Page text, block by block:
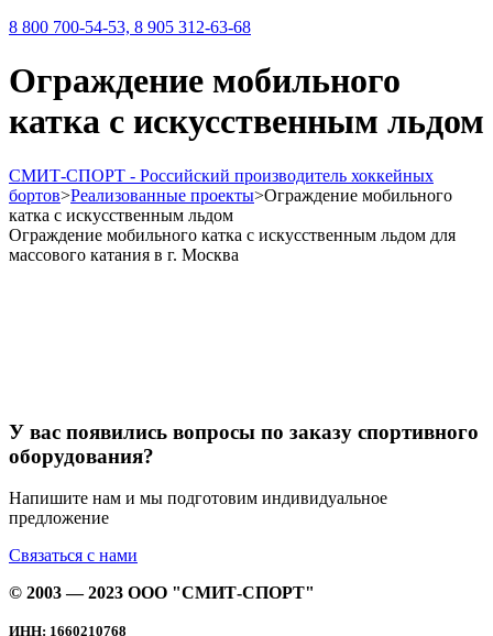
8 800 700-54-53, 8 905 312-63-68
Ограждение мобильного
катка с искусственным льдом
СМИТ-СПОРТ - Российский производитель хоккейных
бортов>Реализованные проекты>Ограждение мобильного
катка с искусственным льдом
Ограждение мобильного катка с искусственным льдом для
массового катания в г. Москва
У вас появились вопросы по заказу спортивного
оборудования?
Напишите нам и мы подготовим индивидуальное
предложение
Связаться с нами
© 2003 — 2023 ООО "СМИТ-СПОРТ"
ИНН: 1660210768